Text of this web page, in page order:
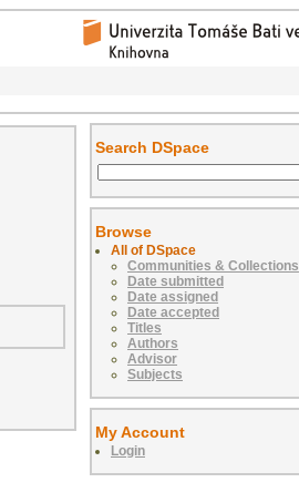
Search DSpace
Browse
All of DSpace
Communities & Collections
Date submitted
Date assigned
Date accepted
Titles
Authors
Advisor
Subjects
My Account
Login